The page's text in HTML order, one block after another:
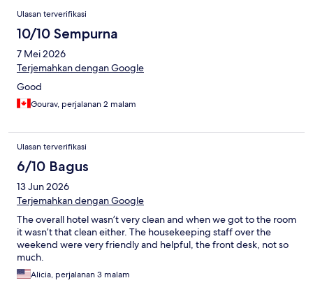
Ulasan terverifikasi
10/10 Sempurna
7 Mei 2026
Terjemahkan dengan Google
Good
Gourav, perjalanan 2 malam
Ulasan terverifikasi
6/10 Bagus
13 Jun 2026
Terjemahkan dengan Google
The overall hotel wasn’t very clean and when we got to the room
it wasn’t that clean either. The housekeeping staff over the
weekend were very friendly and helpful, the front desk, not so
much.
Alicia, perjalanan 3 malam